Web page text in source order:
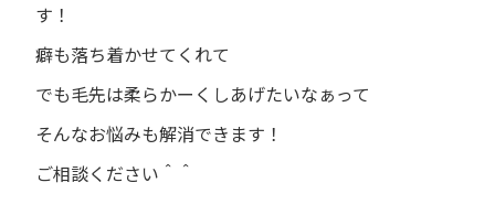
す！
癖も落ち着かせてくれて
でも毛先は柔らかーくしあげたいなぁって
そんなお悩みも解消できます！
ご相談ください＾＾